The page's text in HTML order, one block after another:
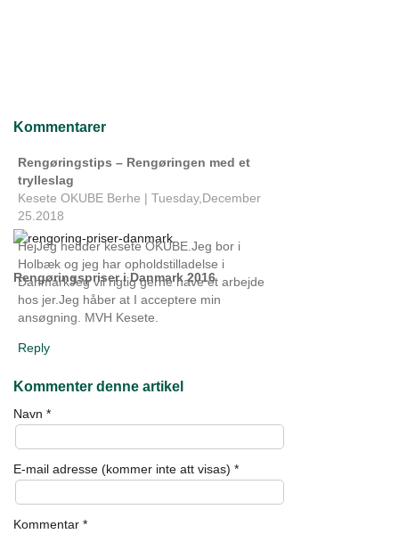
Rengøringspriser i Danmark 2016
Kommentarer
Rengøringstips – Rengøringen med et
trylleslag
Kesete OKUBE Berhe | Tuesday,December
25.2018
HejJeg hedder kesete OKUBE.Jeg bor i
Holbæk og jeg har opholdstilladelse i
DanmarkJeg vil rigtig gerne have et arbejde
hos jer.Jeg håber at I acceptere min
ansøgning. MVH Kesete.
Reply
Kommenter denne artikel
Navn *
E-mail adresse (kommer inte att visas) *
Kommentar *